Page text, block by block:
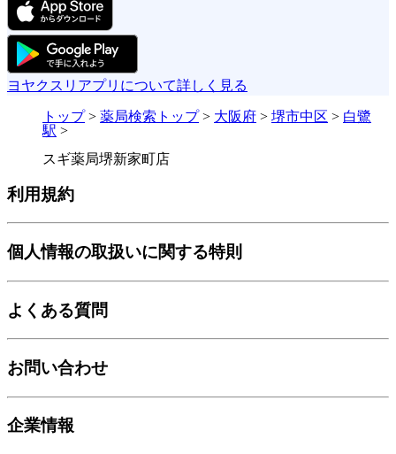
ヨヤクスリアプリについて詳しく見る
トップ> 薬局検索トップ> 大阪府 > 堺市中区 > 白鷺
駅 >
スギ薬局堺新家町店
利用規約
個人情報の取扱いに関する特則
よくある質問
お問い合わせ
企業情報